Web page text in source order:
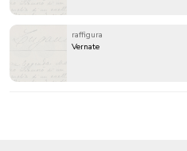
raffigura
Vernate